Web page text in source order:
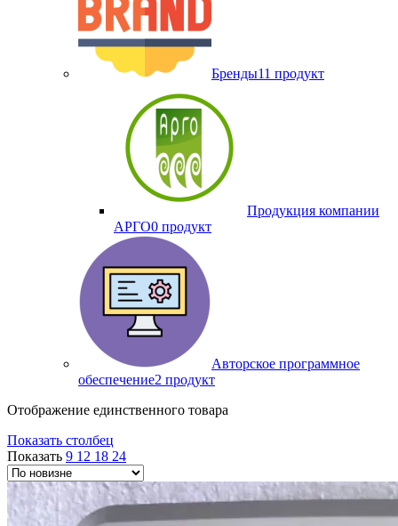
Бренды11 продукт
Продукция компании
АРГО0 продукт
Авторское программное
обеспечение2 продукт
Отображение единственного товара
Показать столбец
Показать 9 12 18 24